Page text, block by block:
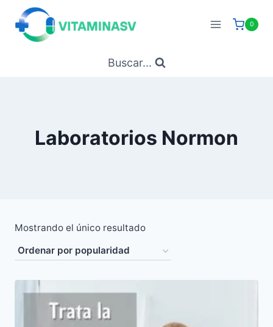
Saltar
contenido
0
Buscar...
Laboratorios Normon
Mostrando el único resultado